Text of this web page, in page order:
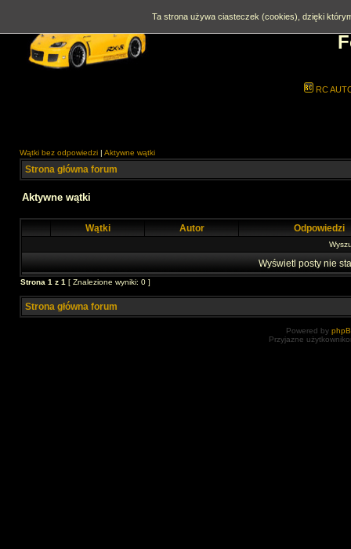
RC
Wątki bez odpowiedzi | Aktywne wątki
Strona główna forum
Aktywne wątki
Wątki Autor Odpowiedzi
Wyświetl posty nie
Strona 1 z 1 [ Znalezione wyniki: 0 ]
Strona główna forum
Powered by
Przyjazne
Ta strona używa ciasteczek (cookies), dzięki